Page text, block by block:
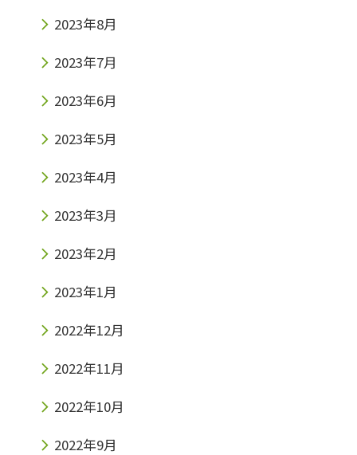
2023年8月
2023年7月
2023年6月
2023年5月
2023年4月
2023年3月
2023年2月
2023年1月
2022年12月
2022年11月
2022年10月
2022年9月